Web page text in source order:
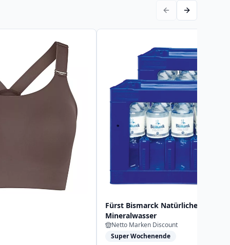
Fürst Bismarck Natürliches
Mineralwasser
Netto Marken Discount
Super Wochenende